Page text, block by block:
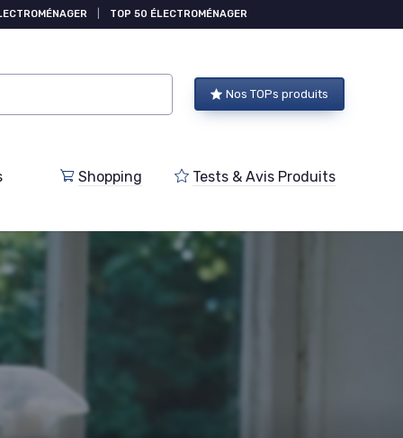
TOP 50 ÉLECTROMÉNAGER
Nos TOPs produits
Shopping Tests & Avis Produits